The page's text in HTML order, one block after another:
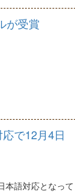
が受賞
で12月4日
本語対応となって